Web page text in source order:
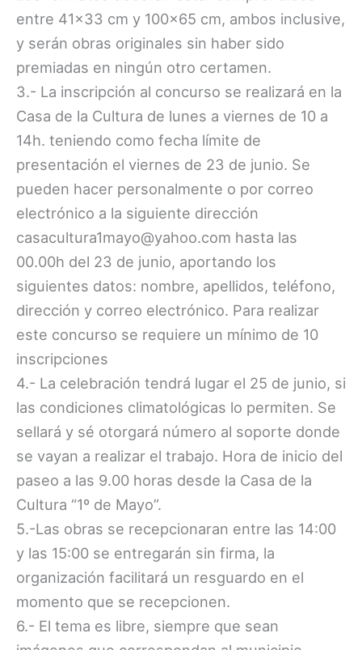
entre 41×33 cm y 100×65 cm, ambos inclusive,
y serán obras originales sin haber sido
premiadas en ningún otro certamen.
3.- La inscripción al concurso se realizará en la
Casa de la Cultura de lunes a viernes de 10 a
14h. teniendo como fecha límite de
presentación el viernes de 23 de junio. Se
pueden hacer personalmente o por correo
electrónico a la siguiente dirección
casacultura1mayo@yahoo.com hasta las
00.00h del 23 de junio, aportando los
siguientes datos: nombre, apellidos, teléfono,
dirección y correo electrónico. Para realizar
este concurso se requiere un mínimo de 10
inscripciones
4.- La celebración tendrá lugar el 25 de junio, si
las condiciones climatológicas lo permiten. Se
sellará y sé otorgará número al soporte donde
se vayan a realizar el trabajo. Hora de inicio del
paseo a las 9.00 horas desde la Casa de la
Cultura “1º de Mayo”.
5.-Las obras se recepcionaran entre las 14:00
y las 15:00 se entregarán sin firma, la
organización facilitará un resguardo en el
momento que se recepcionen.
6.- El tema es libre, siempre que sean